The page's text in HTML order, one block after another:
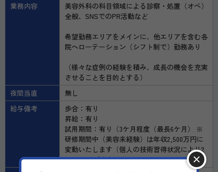
業務内容
美容外科の科目領域による診察・処置（オペ）
全般、SNSでのPR活動など
希望勤務エリアをメインに、他エリアを含む各
院へローテーション（シフト制で）勤務あり
（様々な症例の経験を積み、成長の機会を充実
させることを目的とする）
夜間当直
無し
給与備考
歩合：有り
昇給：有り
試用期間：有り（3ケ月程度（最長6ケ月） ※
研修期間中（美容未経験）は年収2,500万円に
変動いたします（個人の技術習得状況により2
～6ヶ月程度））